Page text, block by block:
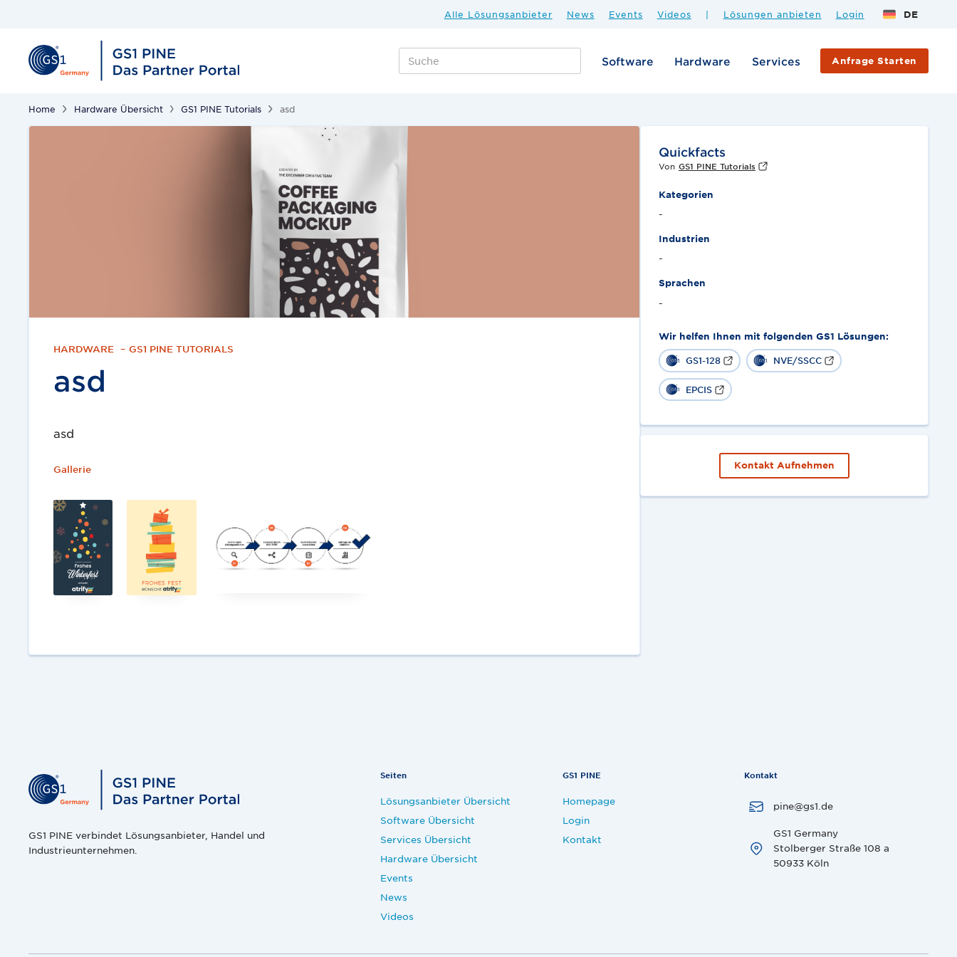
Alle Lösungsanbieter News Events Videos | Lösungen anbieten Login DE
Software Hardware Services Anfrage Starten
Home Hardware Übersicht GS1 PINE Tutorials asd
HARDWARE – GS1 PINE TUTORIALS
asd
asd
Gallerie
Quickfacts
Von GS1 PINE Tutorials
Kategorien
-
Industrien
-
Sprachen
-
Wir helfen Ihnen mit folgenden GS1 Lösungen:
GS1-128 NVE/SSCC
EPCIS
Kontakt Aufnehmen
GS1 PINE verbindet Lösungsanbieter, Handel und
Industrieunternehmen.
Seiten
Lösungsanbieter Übersicht
Software Übersicht
Services Übersicht
Hardware Übersicht
Events
News
Videos
GS1 PINE
Homepage
Login
Kontakt
Kontakt
pine@gs1.de
GS1 Germany
Stolberger Straße 108 a
50933 Köln